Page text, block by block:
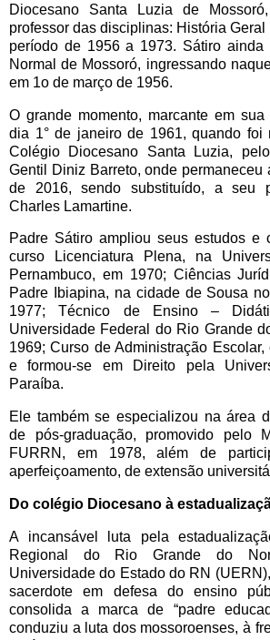
Diocesano Santa Luzia de
professor das disciplinas: História
período de 1956 a 1973. Sátiro ainda
Normal de Mossoró, ingressando
em 1o de março de 1956.
O grande momento, marcante em
dia 1° de janeiro de 1961, quando foi
Colégio Diocesano Santa Luzia,
Gentil Diniz Barreto, onde permaneceu
de 2016, sendo substituído, a seu
Charles Lamartine.
Padre Sátiro ampliou seus estudos e
curso Licenciatura Plena, na
Pernambuco, em 1970; Ciências
Padre Ibiapina, na cidade de Sousa
1977; Técnico de Ensino –
Universidade Federal do Rio Grande
1969; Curso de Administração
e formou-se em Direito pela
Paraíba.
Ele também se especializou na área
de pós-graduação, promovido pelo
FURRN, em 1978, além de
aperfeiçoamento, de extensão
Do colégio Diocesano à
A incansável luta pela
Regional do Rio Grande do
Universidade do Estado do RN
sacerdote em defesa do ensino
consolida a marca de “padre
conduziu a luta dos mossoroenses, à